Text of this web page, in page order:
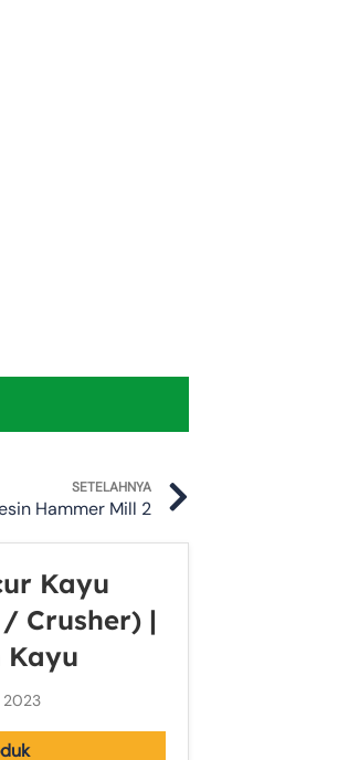
SETELAHNYA
Hammer Mill 2
Kayu
Crusher) |
Kayu
2023